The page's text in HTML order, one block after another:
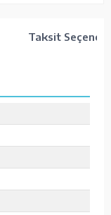
Taksit